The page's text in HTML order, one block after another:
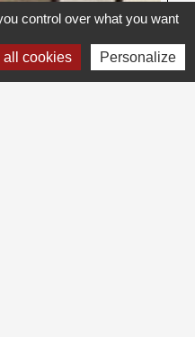
control over what you want
all cookies Personalize